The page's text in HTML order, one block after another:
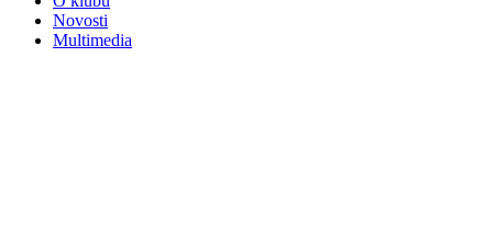
Novosti
Multimedia